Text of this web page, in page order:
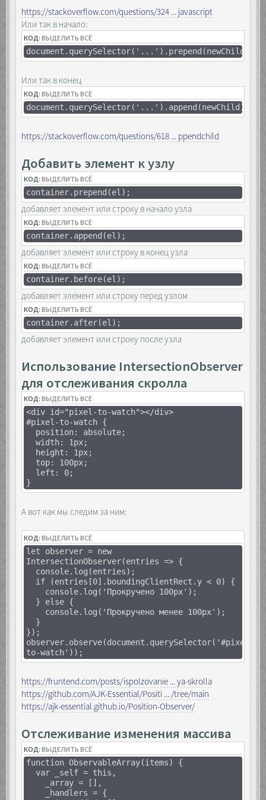
https://stackoverflow.com/questions/324 ... javascript
Или так в начало:
КОД:ВЫДЕЛИТЬ ВСЁ
document.querySelector('...').prepend(newChild);
Или так в конец
КОД:ВЫДЕЛИТЬ ВСЁ
document.querySelector('...').append(newChild);
https://stackoverflow.com/questions/618 ... ppendchild
Добавить элемент к узлу
КОД:ВЫДЕЛИТЬ ВСЁ
container.prepend(el);
добавляет элемент или строку в начало узла
КОД:ВЫДЕЛИТЬ ВСЁ
container.append(el);
добавляет элемент или строку в конец узла
КОД:ВЫДЕЛИТЬ ВСЁ
container.before(el);
добавляет элемент или строку перед узлом
КОД:ВЫДЕЛИТЬ ВСЁ
container.after(el);
добавляет элемент или строку после узла
Использование IntersectionObserver
для отслеживания скролла
КОД:ВЫДЕЛИТЬ ВСЁ
<div id="pixel-to-watch"></div>
#pixel-to-watch {
position: absolute;
width: 1px;
height: 1px;
top: 100px;
left: 0;
}
А вот как мы следим за ним:
КОД:ВЫДЕЛИТЬ ВСЁ
let observer = new
IntersectionObserver(entries => {
console.log(entries);
if (entries[0].boundingClientRect.y < 0) {
console.log('Прокручено 100px');
} else {
console.log('Прокручено менее 100px');
}
});
observer.observe(document.querySelector('#pixel-
to-watch'));
https://fruntend.com/posts/ispolzovanie ... ya-skrolla
https://github.com/AJK-Essential/Positi ... /tree/main
https://ajk-essential.github.io/Position-Observer/
Отслеживание изменения массива
КОД:ВЫДЕЛИТЬ ВСЁ
function ObservableArray(items) {
var _self = this,
_array = [],
_handlers = {